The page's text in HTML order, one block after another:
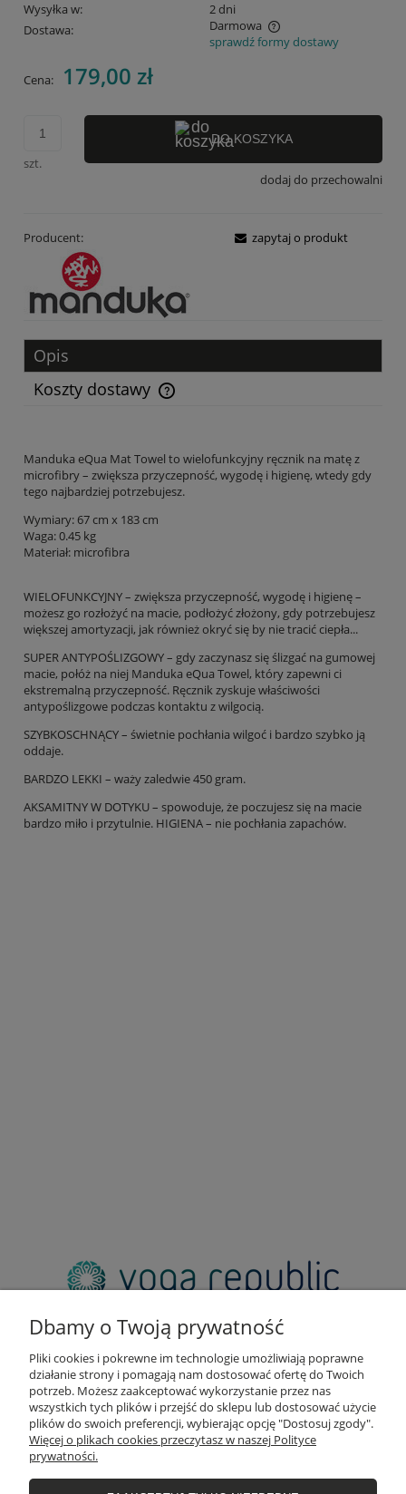
Wysyłka w:
2 dni
Dostawa:
Darmowa
Cena nie zawiera ewentualnych kosztów płatności
sprawdź formy dostawy
Cena: 179,00 zł
szt.
DO KOSZYKA
dodaj do przechowalni
Producent: zapytaj o produkt
Opis
Koszty dostawy
Cena nie zawiera ewentualnych kosztów płatności
Manduka eQua Mat Towel to wielofunkcyjny ręcznik na matę z
microfibry – zwiększa przyczepność, wygodę i higienę, wtedy gdy
tego najbardziej potrzebujesz.
Wymiary: 67 cm x 183 cm
Waga: 0.45 kg
Materiał: microfibra
WIELOFUNKCYJNY – zwiększa przyczepność, wygodę i higienę –
możesz go rozłożyć na macie, podłożyć złożony, gdy potrzebujesz
większej amortyzacji, jak również okryć się by nie tracić ciepła...
SUPER ANTYPOŚLIZGOWY – gdy zaczynasz się ślizgać na gumowej
macie, połóż na niej Manduka eQua Towel, który zapewni ci
ekstremalną przyczepność. Ręcznik zyskuje właściwości
antypoślizgowe podczas kontaktu z wilgocią.
SZYBKOSCHNĄCY – świetnie pochłania wilgoć i bardzo szybko ją
oddaje.
BARDZO LEKKI – waży zaledwie 450 gram.
AKSAMITNY W DOTYKU – spowoduje, że poczujesz się na macie
bardzo miło i przytulnie. HIGIENA – nie pochłania zapachów.
email:
sklep@yogarepublic.pl
telefon:
+48 790 805 853
INFO
Dbamy o Twoją prywatność
Pliki cookies i pokrewne im technologie umożliwiają poprawne
działanie strony i pomagają nam dostosować ofertę do Twoich
potrzeb. Możesz zaakceptować wykorzystanie przez nas
wszystkich tych plików i przejść do sklepu lub dostosować użycie
plików do swoich preferencji, wybierając opcję "Dostosuj zgody".
Więcej o plikach cookies przeczytasz w naszej Polityce
prywatności.